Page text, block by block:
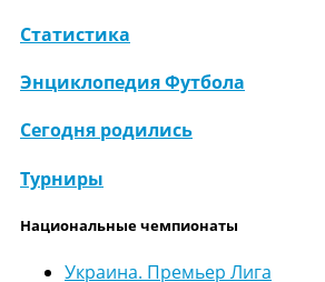
Статистика
Энциклопедия Футбола
Сегодня родились
Турниры
Национальные чемпионаты
Украина. Премьер Лига